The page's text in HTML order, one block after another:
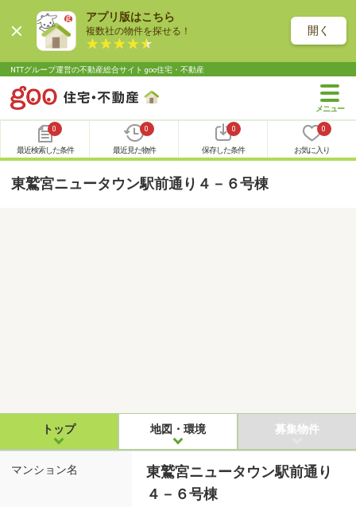
アプリ版はこちら
複数社の物件を探せる！ 開く
NTTグループ運営の不動産総合サイト goo住宅・不動産
0
最近検索した条件
0
最近見た物件
0
保存した条件
0
お気に入り
東鷲宮ニュータウン駅前通り４－６号棟
トップ 地図・環境 募集物件
マンション名
東鷲宮ニュータウン駅前通り
４－６号棟